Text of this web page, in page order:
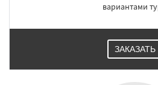
Быково
вариантами
ЗАКАЗАТЬ